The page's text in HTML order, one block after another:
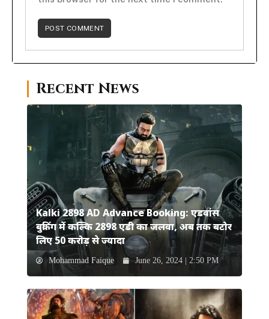
Recent News
Kalki 2898 AD Advance Booking: एडवांस
बुकिंग में कल्कि 2898 एडी का जलवा, अब तक बटोर
लिए 50 करोड़ से ज्यादा
Mohammad Faique June 26, 2024 | 2:50 PM